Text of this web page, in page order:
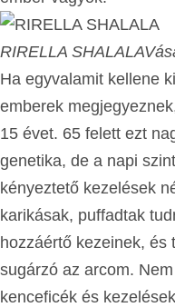
RIRELLA SHALALA
Ha egyvalamit kellene
emberek
15 évet. 65 felett ezt
genetika, de a napi
kényeztető kezelések
karikásak, puffadtak
hozzáértő kezeinek, és
sugárzó az arcom.
kenceficék és